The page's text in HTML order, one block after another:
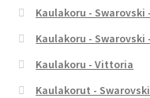
Kaulakoru - Swarovski
Kaulakoru - Swarovski
Kaulakoru - Vittoria
Kaulakorut -